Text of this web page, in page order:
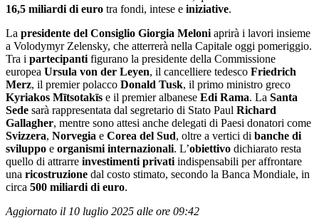
16,5 miliardi di euro tra fondi, intese e iniziative.
La presidente del Consiglio Giorgia Meloni aprirà i lavori insieme
a Volodymyr Zelensky, che atterrerà nella Capitale oggi pomeriggio.
Tra i partecipanti figurano la presidente della Commissione
europea Ursula von der Leyen, il cancelliere tedesco Friedrich
Merz, il premier polacco Donald Tusk, il primo ministro greco
Kyriakos Mītsotakīs e il premier albanese Edi Rama. La Santa
Sede sarà rappresentata dal segretario di Stato Paul Richard
Gallagher, mentre sono attesi anche delegati di Paesi donatori come
Svizzera, Norvegia e Corea del Sud, oltre a vertici di banche di
sviluppo e organismi internazionali. L’obiettivo dichiarato resta
quello di attrarre investimenti privati indispensabili per affrontare
una ricostruzione dal costo stimato, secondo la Banca Mondiale, in
circa 500 miliardi di euro.
Aggiornato il 10 luglio 2025 alle ore 09:42